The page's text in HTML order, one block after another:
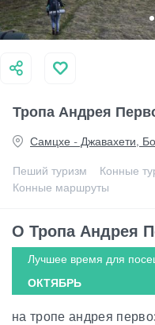
Маршруты
Гостиницы
Еда и вино
Транспорт
События
Тропа Андрея
Пеший туризм Конные
Конные маршруты
Самцхе - Джавахети,
О Тропа Андрея
Лучшее время для
ОКТЯБРЬ
на тропе андрея